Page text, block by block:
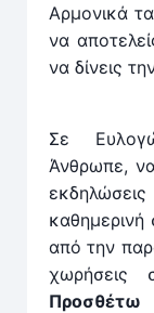
Αρ­μονικά
να
να δίνεις
Σε
Άνθρωπε,
από την
χωρήσεις
Προσθέτω